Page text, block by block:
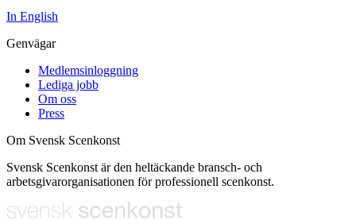
In English
Genvägar
Medlemsinloggning
Lediga jobb
Om oss
Press
Om Svensk Scenkonst
Svensk Scenkonst är den heltäckande bransch- och
arbetsgivarorganisationen för professionell scenkonst.